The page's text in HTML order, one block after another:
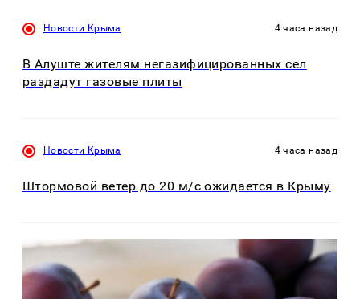
Новости Крыма 4 часа назад
В Алуште жителям негазифицированных сел
раздадут газовые плиты
Новости Крыма 4 часа назад
Штормовой ветер до 20 м/с ожидается в Крыму